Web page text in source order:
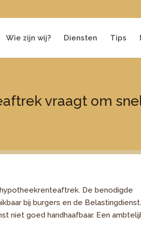
Wie zijn wij? Diensten Tips
vraagt om
De benodigde
bij burgers en de Belastingdienst.
niet goed handhaafbaar. Een